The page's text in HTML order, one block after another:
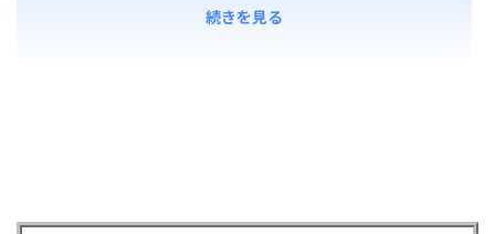
続きを見る